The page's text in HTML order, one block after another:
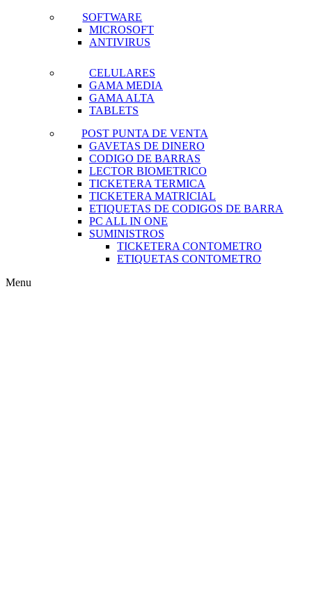
SOFTWARE
MICROSOFT
ANTIVIRUS
CELULARES
GAMA MEDIA
GAMA ALTA
TABLETS
POST PUNTA DE VENTA
GAVETAS DE DINERO
CODIGO DE BARRAS
LECTOR BIOMETRICO
TICKETERA TERMICA
TICKETERA MATRICIAL
ETIQUETAS DE CODIGOS DE BARRA
PC ALL IN ONE
SUMINISTROS
TICKETERA CONTOMETRO
ETIQUETAS CONTOMETRO
Menu